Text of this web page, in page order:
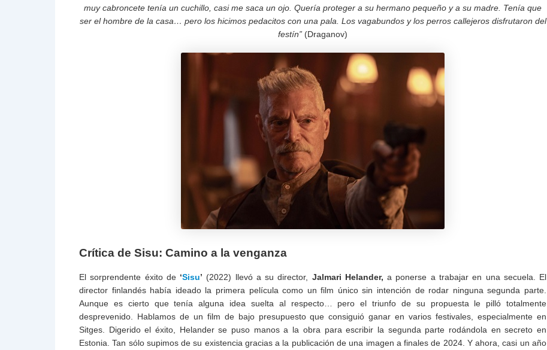
muy cabroncete tenía un cuchillo, casi me saca un ojo. Quería proteger a su hermano pequeño y a su madre. Tenía que
ser el hombre de la casa… pero los hicimos pedacitos con una pala. Los vagabundos y los perros callejeros disfrutaron del
festín” (Draganov)
Crítica de Sisu: Camino a la venganza
El sorprendente éxito de ‘Sisu’ (2022) llevó a su director, Jalmari Helander, a ponerse a trabajar en una secuela. El
director finlandés había ideado la primera película como un film único sin intención de rodar ninguna segunda parte.
Aunque es cierto que tenía alguna idea suelta al respecto… pero el triunfo de su propuesta le pilló totalmente
desprevenido. Hablamos de un film de bajo presupuesto que consiguió ganar en varios festivales, especialmente en
Sitges. Digerido el éxito, Helander se puso manos a la obra para escribir la segunda parte rodándola en secreto en
Estonia. Tan sólo supimos de su existencia gracias a la publicación de una imagen a finales de 2024. Y ahora, casi un año